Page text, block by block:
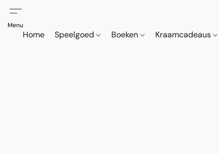
Home Speelgoed Boeken Kraamcadeaus